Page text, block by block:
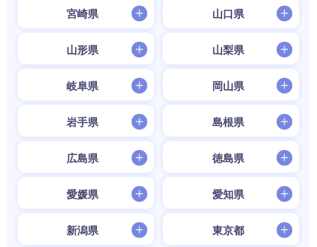
宮崎県 山口県
山形県 山梨県
岐阜県 岡山県
岩手県 島根県
広島県 徳島県
愛媛県 愛知県
新潟県 東京都